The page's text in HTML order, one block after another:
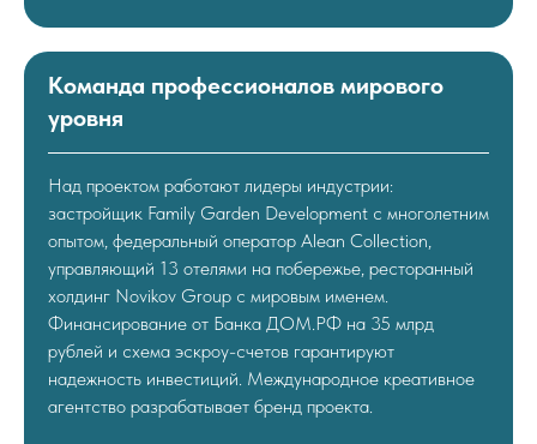
Команда профессионалов мирового
уровня
Над проектом работают лидеры индустрии:
застройщик Family Garden Development с многолетним
опытом, федеральный оператор Alean Collection,
управляющий 13 отелями на побережье, ресторанный
холдинг Novikov Group с мировым именем.
Финансирование от Банка ДОМ.РФ на 35 млрд
рублей и схема эскроу-счетов гарантируют
надежность инвестиций. Международное креативное
агентство разрабатывает бренд проекта.